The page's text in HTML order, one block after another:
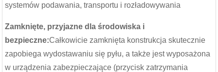
systemów podawania, transportu i rozładowywania
Zamknięte, przyjazne dla środowiska i
bezpieczne:Całkowicie zamknięta konstrukcja skutecznie
zapobiega wydostawaniu się pyłu, a także jest wyposażona
w urządzenia zabezpieczające (przycisk zatrzymania